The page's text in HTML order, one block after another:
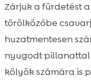
Zárjuk a fürdetést
törölközőbe
huzatmentesen
nyugodt pillanattal
kölyök számára is